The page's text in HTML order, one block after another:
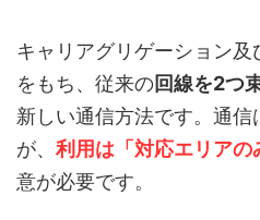
キャリアグリゲーション
をもち、従来の回線を2つ
新しい通信方法です。通
が、 利用は「対応エリアの
意が必要です。